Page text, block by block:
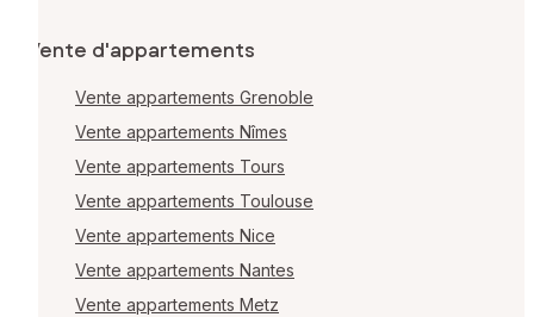
Vente d'appartements
Vente appartements Grenoble
Vente appartements Nîmes
Vente appartements Tours
Vente appartements Toulouse
Vente appartements Nice
Vente appartements Nantes
Vente appartements Metz